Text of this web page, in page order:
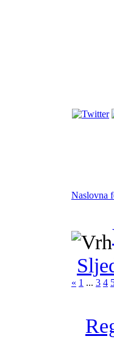
Naslovna
« 1 ... 3 4